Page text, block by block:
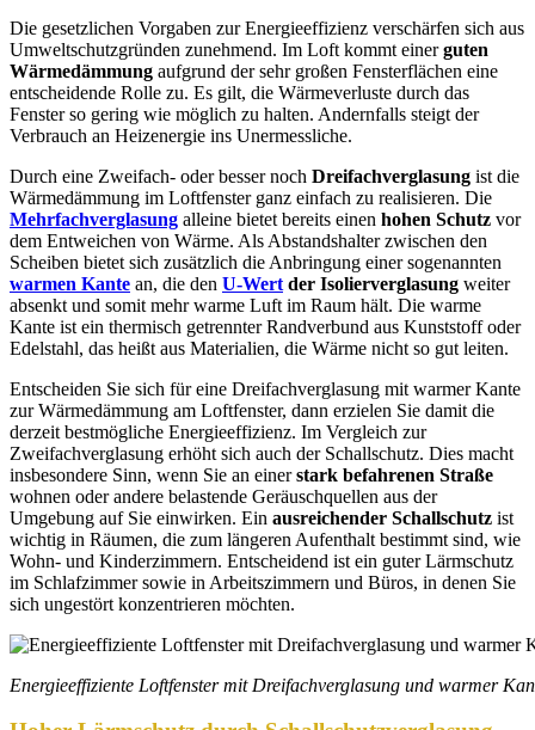
Die gesetzlichen Vorgaben zur Energieeffizienz verschärfen sich aus
Umweltschutzgründen zunehmend. Im Loft kommt einerguten
Wärmedämmung aufgrund der sehr großen Fensterflächen eine
entscheidende Rolle zu. Es gilt, die Wärmeverluste durch das
Fenster so gering wie möglich zu halten. Andernfalls steigt der
Verbrauch an Heizenergie ins Unermessliche.
Durch eine Zweifach- oder besser noch Dreifachverglasung ist die
Wärmedämmung im Loftfenster ganz einfach zu realisieren. Die
Mehrfachverglasung alleine bietet bereits einen hohen Schutz vor
dem Entweichen von Wärme. Als Abstandshalter zwischen den
Scheiben bietet sich zusätzlich die Anbringung einer sogenannten
warmen Kante an, die den U-Wert der Isolierverglasung weiter
absenkt und somit mehr warme Luft im Raum hält. Die warme
Kante ist ein thermisch getrennter Randverbund aus Kunststoff oder
Edelstahl, das heißt aus Materialien, die Wärme nicht so gut leiten.
Entscheiden Sie sich für eine Dreifachverglasung mit warmer Kante
zur Wärmedämmung am Loftfenster, dann erzielen Sie damit die
derzeit bestmögliche Energieeffizienz. Im Vergleich zur
Zweifachverglasung erhöht sich auch der Schallschutz. Dies macht
insbesondere Sinn, wenn Sie an einerstark befahrenen Straße
wohnen oder andere belastende Geräuschquellen aus der
Umgebung auf Sie einwirken. Ein ausreichender Schallschutz ist
wichtig in Räumen, die zum längeren Aufenthalt bestimmt sind, wie
Wohn- und Kinderzimmern. Entscheidend ist ein guter Lärmschutz
im Schlafzimmer sowie in Arbeitszimmern und Büros, in denen Sie
sich ungestört konzentrieren möchten.
Energieeffiziente Loftfenster mit Dreifachverglasung und warmer